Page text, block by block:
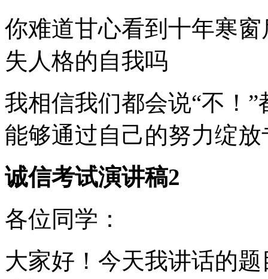
你难道甘心看到十年寒
失人格的自我吗
我相信我们都会说“不！
能够通过自己的努力绽
诚信考试演讲稿2
各位同学：
大家好！今天我讲话的